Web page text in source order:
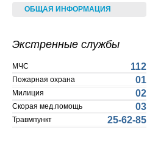
ОБЩАЯ ИНФОРМАЦИЯ
Экстренные службы
МЧС 112
Пожарная охрана 01
Милиция 02
Скорая мед.помощь 03
Травмпункт 25-62-85